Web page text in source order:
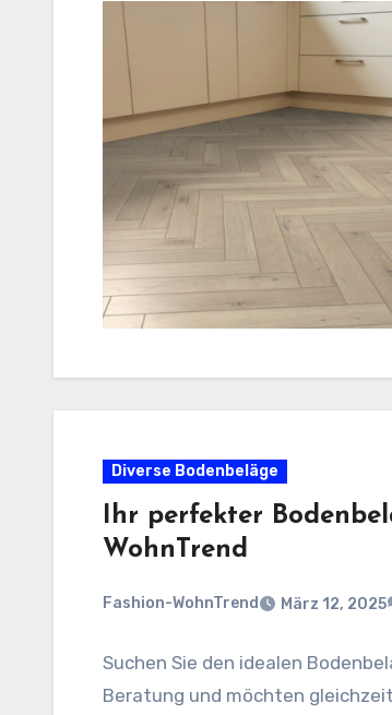
Diverse Bodenbeläge
Ihr perfekter
WohnTrend
Fashion-WohnTrend März 12, 2025
Suchen Sie den idealen
Beratung und möchten